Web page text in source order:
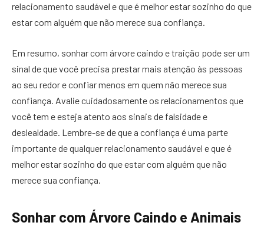
relacionamento saudável e que é melhor estar sozinho do que
estar com alguém que não merece sua confiança.
Em resumo, sonhar com árvore caindo e traição pode ser um
sinal de que você precisa prestar mais atenção às pessoas
ao seu redor e confiar menos em quem não merece sua
confiança. Avalie cuidadosamente os relacionamentos que
você tem e esteja atento aos sinais de falsidade e
deslealdade. Lembre-se de que a confiança é uma parte
importante de qualquer relacionamento saudável e que é
melhor estar sozinho do que estar com alguém que não
merece sua confiança.
Sonhar com Árvore Caindo e Animais